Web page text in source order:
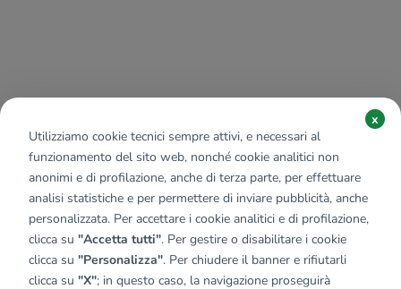
Utilizziamo cookie tecnici sempre attivi, e necessari al
funzionamento del sito web, nonché cookie analitici non
anonimi e di profilazione, anche di terza parte, per effettuare
analisi statistiche e per permettere di inviare pubblicità, anche
personalizzata. Per accettare i cookie analitici e di profilazione,
clicca su "Accetta tutti". Per gestire o disabilitare i cookie
clicca su "Personalizza". Per chiudere il banner e rifiutarli
clicca su "X"; in questo caso, la navigazione proseguirà
x